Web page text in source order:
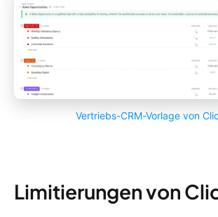
Vertriebs-CRM-Vorlage von
Limitierungen von